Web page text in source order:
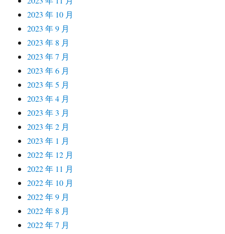
2023 年 10 月
2023 年 9 月
2023 年 8 月
2023 年 7 月
2023 年 6 月
2023 年 5 月
2023 年 4 月
2023 年 3 月
2023 年 2 月
2023 年 1 月
2022 年 12 月
2022 年 11 月
2022 年 10 月
2022 年 9 月
2022 年 8 月
2022 年 7 月